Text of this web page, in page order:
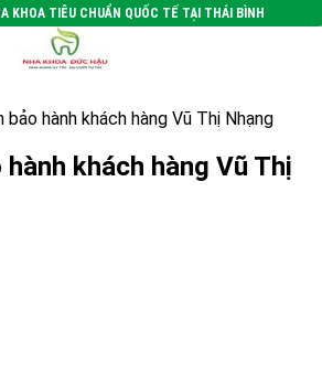
KHOA TIÊU CHUẨN QUỐC TẾ TẠI THÁI BÌNH
bảo hành khách hàng Vũ Thị Nhạng
khách hàng Vũ Thị